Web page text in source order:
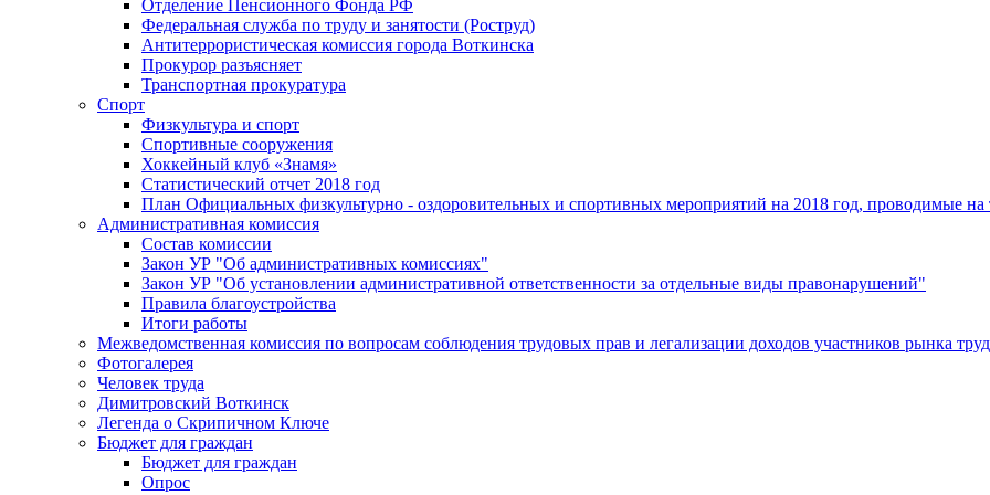
Отделение Пенсионного Фонда РФ
Федеральная служба по труду и занятости (Роструд)
Антитеррористическая комиссия города Воткинска
Прокурор разъясняет
Транспортная прокуратура
Спорт
Физкультура и спорт
Спортивные сооружения
Хоккейный клуб «Знамя»
Статистический отчет 2018 год
План Официальных физкультурно - оздоровительных и спортивных мероприятий на 2018 год, проводимые
Административная комиссия
Состав комиссии
Закон УР "Об административных комиссиях"
Закон УР "Об установлении административной ответственности за отдельные виды правонарушений"
Правила благоустройства
Итоги работы
Межведомственная комиссия по вопросам соблюдения трудовых прав и легализации доходов участников рынка
Фотогалерея
Человек труда
Димитровский Воткинск
Легенда о Скрипичном Ключе
Бюджет для граждан
Бюджет для граждан
Опрос